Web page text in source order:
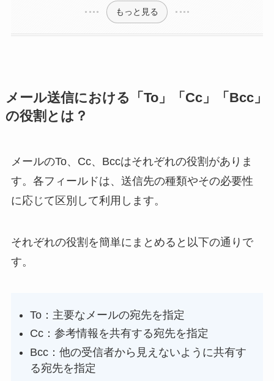
もっと見る
メール送信における「To」「Cc」「Bcc」
の役割とは？
メールのTo、Cc、Bccはそれぞれの役割がありま
す。各フィールドは、送信先の種類やその必要性
に応じて区別して利用します。
それぞれの役割を簡単にまとめると以下の通りで
す。
To：主要なメールの宛先を指定
Cc：参考情報を共有する宛先を指定
Bcc：他の受信者から見えないように共有す
る宛先を指定